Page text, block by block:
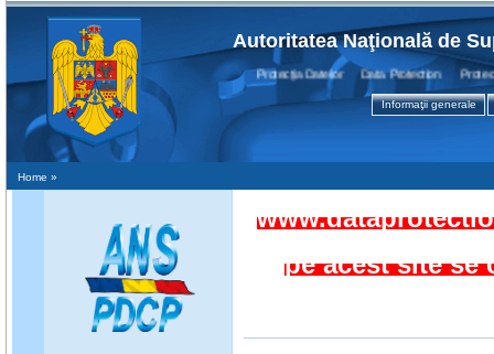
Autoritatea Naţională de
Protecţia Datelor Data Protection Protection
Informaţii generale
Home »
pe acest site se